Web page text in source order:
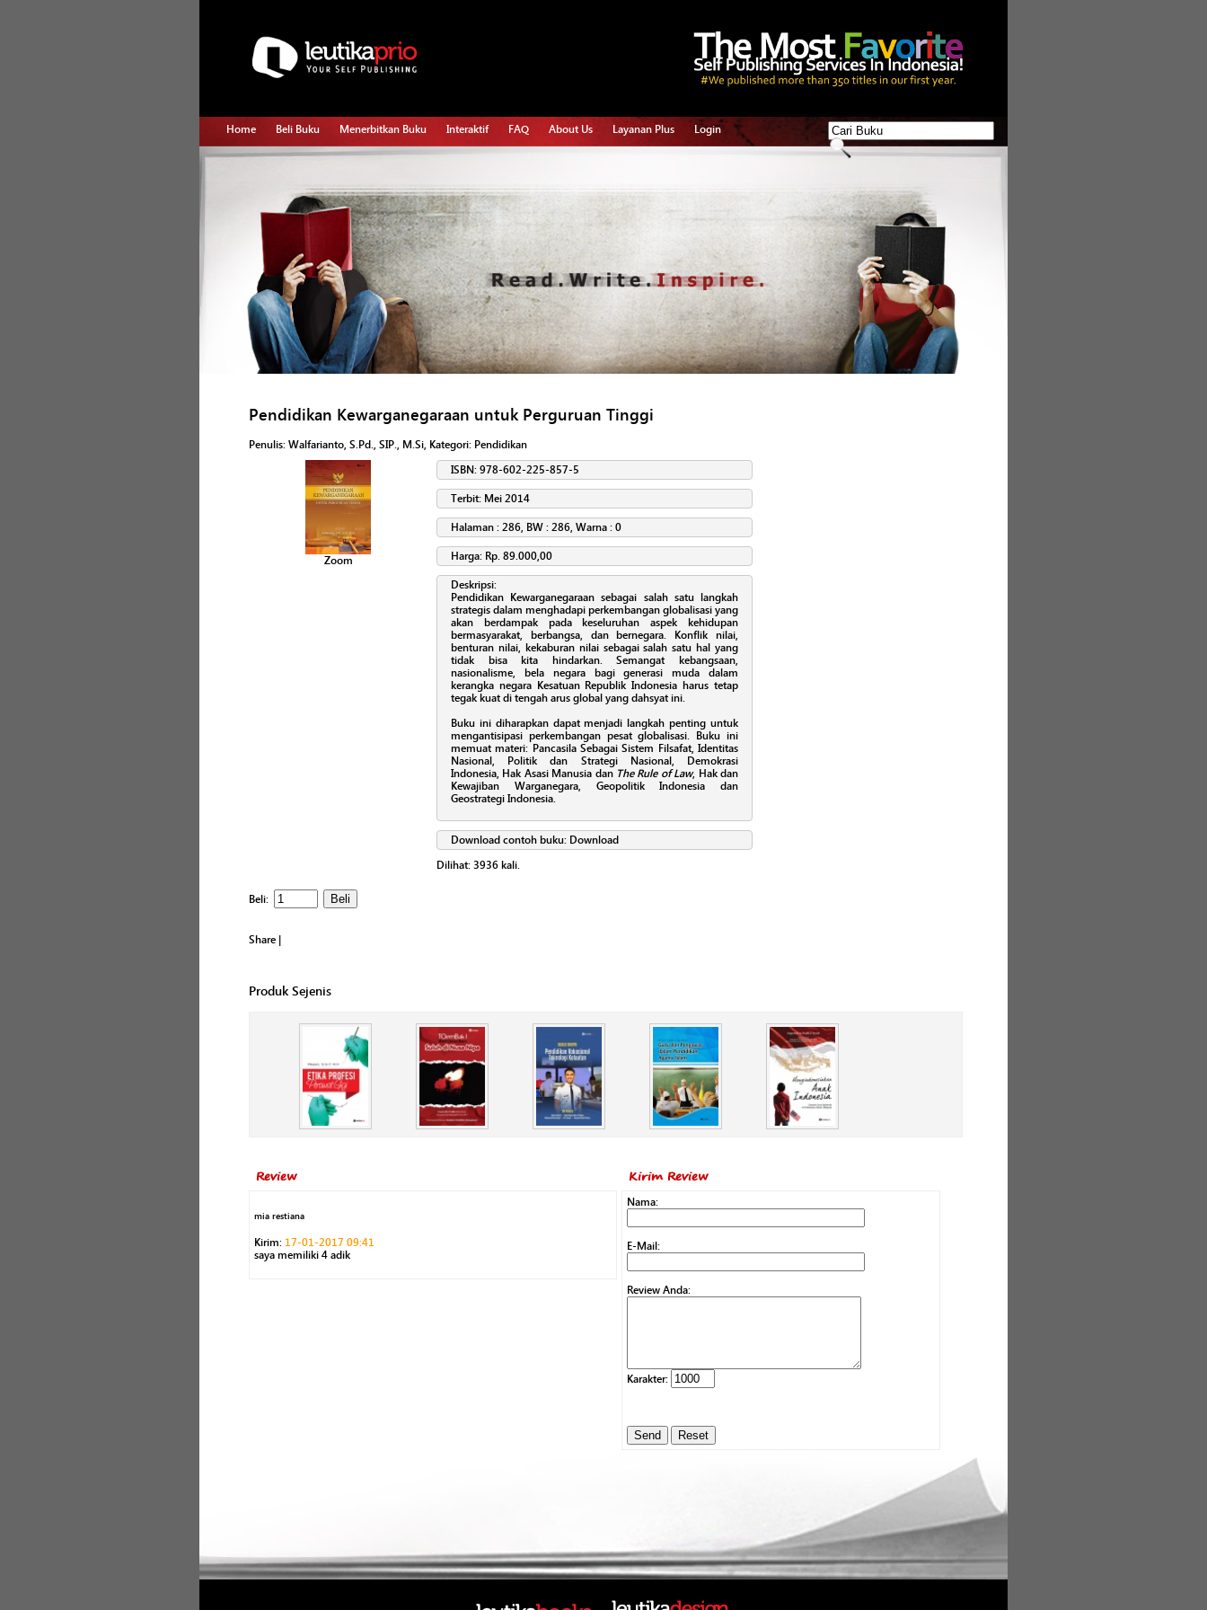
Home Beli Buku Menerbitkan Buku Interaktif FAQ About Us Layanan Plus Login
Pendidikan Kewarganegaraan untuk Perguruan Tinggi
Penulis: Walfarianto, S.Pd., SIP., M.Si, Kategori: Pendidikan
Zoom
ISBN: 978-602-225-857-5
Terbit: Mei 2014
Halaman : 286, BW : 286, Warna : 0
Harga: Rp. 89.000,00
Deskripsi:
Pendidikan Kewarganegaraan sebagai salah satu langkah
strategis dalam menghadapi perkembangan globalisasi yang
akan berdampak pada keseluruhan aspek kehidupan
bermasyarakat, berbangsa, dan bernegara. Konflik nilai,
benturan nilai, kekaburan nilai sebagai salah satu hal yang
tidak bisa kita hindarkan. Semangat kebangsaan,
nasionalisme, bela negara bagi generasi muda dalam
kerangka negara Kesatuan Republik Indonesia harus tetap
tegak kuat di tengah arus global yang dahsyat ini.
Buku ini diharapkan dapat menjadi langkah penting untuk
mengantisipasi perkembangan pesat globalisasi. Buku ini
memuat materi: Pancasila Sebagai Sistem Filsafat, Identitas
Nasional, Politik dan Strategi Nasional, Demokrasi
Indonesia, Hak Asasi Manusia dan The Rule of Law, Hak dan
Kewajiban Warganegara, Geopolitik Indonesia dan
Geostrategi Indonesia.
Download contoh buku: Download
Dilihat: 3936 kali.
Beli:
Share |
Produk Sejenis
Review
mia restiana
Kirim: 17-01-2017 09:41
saya memiliki 4 adik
Kirim Review
Nama:
E-Mail:
Review Anda:
Karakter: